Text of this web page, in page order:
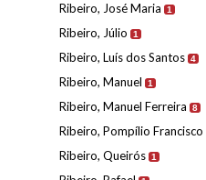
Ribeiro, José Maria 1
Ribeiro, Júlio 1
Ribeiro, Luís dos Santos 4
Ribeiro, Manuel 1
Ribeiro, Manuel Ferreira 8
Ribeiro, Pompílio Francisco
Ribeiro, Queirós 1